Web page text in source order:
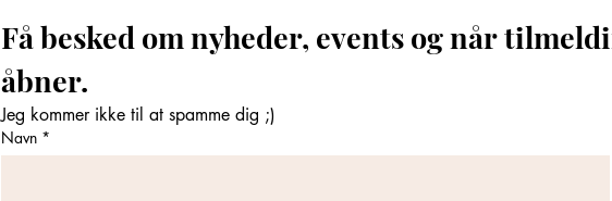
Få besked om nyheder, events og når
Jeg kommer ikke til at spamme dig ;)
Navn *